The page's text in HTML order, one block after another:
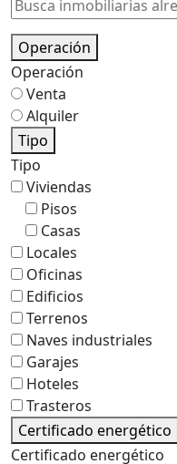
Operación
Operación
Venta
Alquiler
Tipo
Tipo
Viviendas
Pisos
Casas
Locales
Oficinas
Edificios
Terrenos
Naves industriales
Garajes
Hoteles
Trasteros
Certificado energético
Certificado energético